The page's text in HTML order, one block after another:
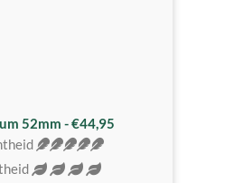
52mm - €44,95